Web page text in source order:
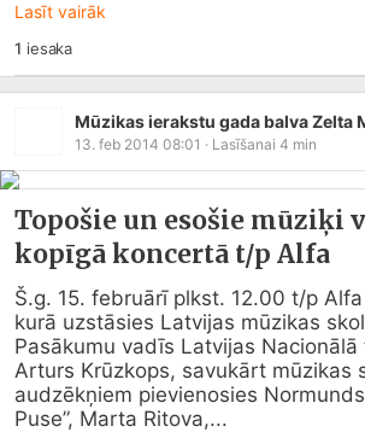
Lasīt vairāk
1 iesaka
Mūzikas ierakstu gada balva Zelta
13. feb 2014 08:01 · Lasīšanai 4 min
Topošie un esošie mūziķi
kopīgā koncertā t/p Alfa
Š.g. 15. februārī plkst. 12.00 t/p
kurā uzstāsies Latvijas mūzikas
Pasākumu vadīs Latvijas
Arturs Krūzkops, savukārt mūzikas
audzēkņiem pievienosies
Puse”, Marta Ritova,...